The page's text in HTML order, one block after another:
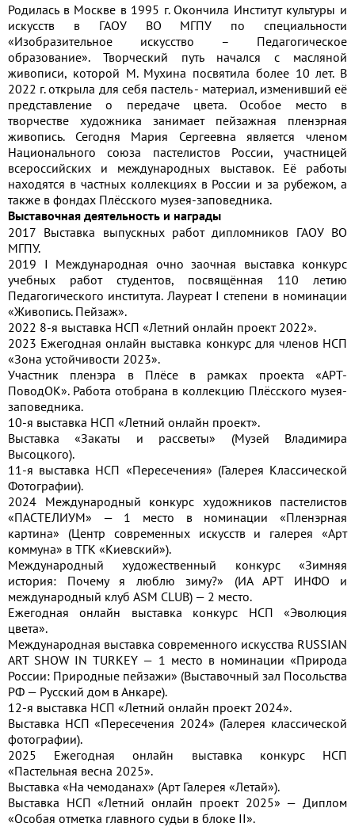
Родилась в Москве в 1995 г. Окончила Институт культуры и
искусств в ГАОУ ВО МГПУ по специальности
«Изобразительное искусство – Педагогическое
образование». Творческий путь начался с масляной
живописи, которой М. Мухина посвятила более 10 лет. В
2022 г. открыла для себя пастель - материал, изменивший её
представление о передаче цвета. Особое место в
творчестве художника занимает пейзажная пленэрная
живопись. Сегодня Мария Сергеевна является членом
Национального союза пастелистов России, участницей
всероссийских и международных выставок. Её работы
находятся в частных коллекциях в России и за рубежом, а
также в фондах Плёсского музея-заповедника.
Выставочная деятельность и награды
2017 Выставка выпускных работ дипломников ГАОУ ВО
МГПУ.
2019 I Международная очно заочная выставка конкурс
учебных работ студентов, посвящённая 110 летию
Педагогического института. Лауреат I степени в номинации
«Живопись. Пейзаж».
2022 8-я выставка НСП «Летний онлайн проект 2022».
2023 Ежегодная онлайн выставка конкурс для членов НСП
«Зона устойчивости 2023».
Участник пленэра в Плёсе в рамках проекта «АРТ-
ПоводОК». Работа отобрана в коллекцию Плёсского музея-
заповедника.
10-я выставка НСП «Летний онлайн проект».
Выставка «Закаты и рассветы» (Музей Владимира
Высоцкого).
11-я выставка НСП «Пересечения» (Галерея Классической
Фотографии).
2024 Международный конкурс художников пастелистов
«ПАСТЕЛИУМ» — 1 место в номинации «Пленэрная
картина» (Центр современных искусств и галерея «Арт
коммуна» в ТГК «Киевский»).
Международный художественный конкурс «Зимняя
история: Почему я люблю зиму?» (ИА АРТ ИНФО и
международный клуб ASM CLUB) — 2 место.
Ежегодная онлайн выставка конкурс НСП «Эволюция
цвета».
Международная выставка современного искусства RUSSIAN
ART SHOW IN TURKEY — 1 место в номинации «Природа
России: Природные пейзажи» (Выставочный зал Посольства
РФ — Русский дом в Анкаре).
12-я выставка НСП «Летний онлайн проект 2024».
Выставка НСП «Пересечения 2024» (Галерея классической
фотографии).
2025 Ежегодная онлайн выставка конкурс НСП
«Пастельная весна 2025».
Выставка «На чемоданах» (Арт Галерея «Летай»).
Выставка НСП «Летний онлайн проект 2025» — Диплом
«Особая отметка главного судьи в блоке II».